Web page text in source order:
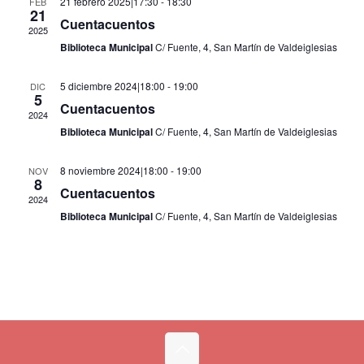
21
2025 Cuentacuentos
Biblioteca MunicipalC/ Fuente, 4, San Martín de Valdeiglesias
DIC
5
2024
5 diciembre 2024|18:00 - 19:00
Cuentacuentos
Biblioteca MunicipalC/ Fuente, 4, San Martín de Valdeiglesias
NOV
8
2024
8 noviembre 2024|18:00 - 19:00
Cuentacuentos
Biblioteca MunicipalC/ Fuente, 4, San Martín de Valdeiglesias